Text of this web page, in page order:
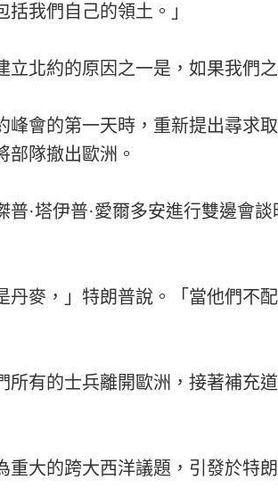
我們自己的領土。」
北約的原因之一是，如果我們
峰會的第一天時，重新提出尋求
部隊撤出歐洲。
·塔伊普·愛爾多安進行雙邊會
丹麥，」特朗普說。「當他們不
所有的士兵離開歐洲，接著補充
重大的跨大西洋議題，引發於特